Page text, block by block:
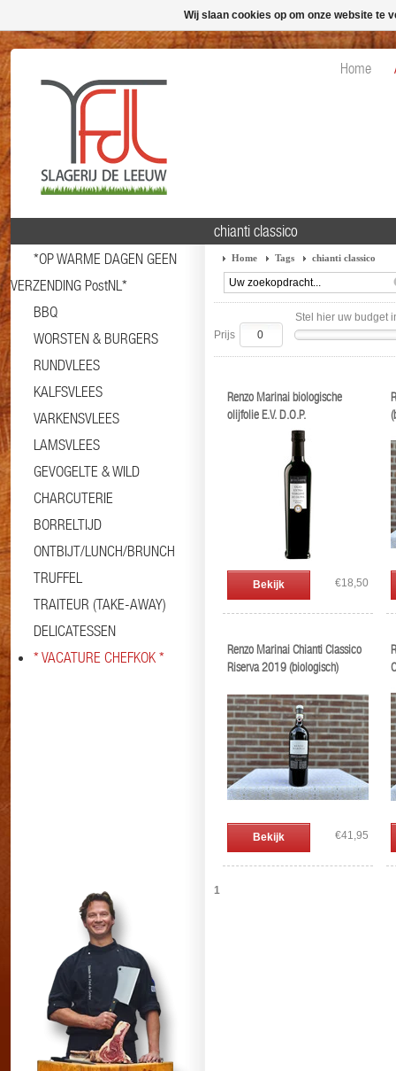
Home
*OP WARME DAGEN GEEN
VERZENDING PostNL*
BBQ
WORSTEN & BURGERS
RUNDVLEES
KALFSVLEES
VARKENSVLEES
LAMSVLEES
GEVOGELTE & WILD
CHARCUTERIE
BORRELTIJD
ONTBIJT/LUNCH/BRUNCH
TRUFFEL
TRAITEUR (TAKE-AWAY)
DELICATESSEN
* VACATURE CHEFKOK *
chianti classico
Home Tags chianti classico
Stel hier uw budget
Prijs
Renzo Marinai biologische
olijfolie E.V. D.O.P.
Bekijk €18,50
Renzo Marinai Chianti Classico
Riserva 2019 (biologisch)
Bekijk €41,95
1
Wij slaan cookies op om onze website te